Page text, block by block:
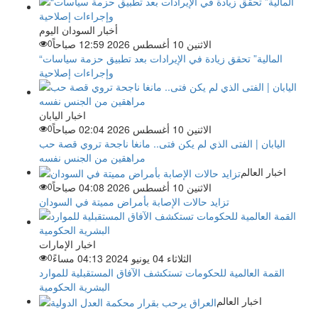
أخبار السودان اليوم
الاثنين 10 أغسطس 2026 12:59 صباحاً
0
“المالية” تحقق زيادة في الإيرادات بعد تطبيق حزمة سياسات
وإجراءات إصلاحية
اخبار اليابان
الاثنين 10 أغسطس 2026 02:04 صباحاً
0
اليابان | الفتى الذي لم يكن فتى.. مانغا ناجحة تروي قصة حب
مراهقين من الجنس نفسه
اخبار العالم
الاثنين 10 أغسطس 2026 04:08 صباحاً
0
تزايد حالات الإصابة بأمراض مميتة في السودان
اخبار الإمارات
الثلاثاء 04 يونيو 2024 04:13 مساءً
0
القمة العالمية للحكومات تستكشف الآفاق المستقبلية للموارد
البشرية الحكومية
اخبار العالم